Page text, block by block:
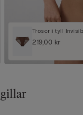
Trosor i tyll
219,00 kr
gillar